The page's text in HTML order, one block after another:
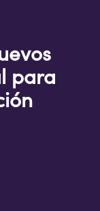
para